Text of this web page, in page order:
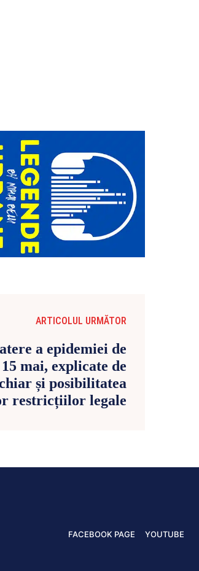
ARTICOLUL URMĂTOR
a epidemiei de
mai, explicate de
și posibilitatea
restricțiilor legale
FACEBOOK PAGE YOUTUBE